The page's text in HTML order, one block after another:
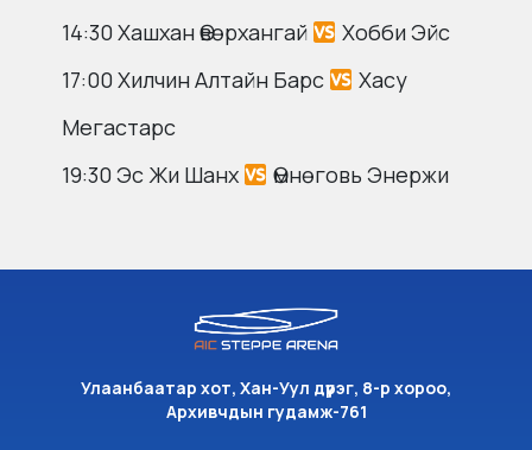
14:30 Хашхан Өвөрхангай
Хобби Эйс
17:00 Хилчин Алтайн Барс
Хасу
Мегастарс
19:30 Эс Жи Шанх
Өмнөговь Энержи
Улаанбаатар хот, Хан-Уул дүүрэг, 8-р хороо,
Архивчдын гудамж-761